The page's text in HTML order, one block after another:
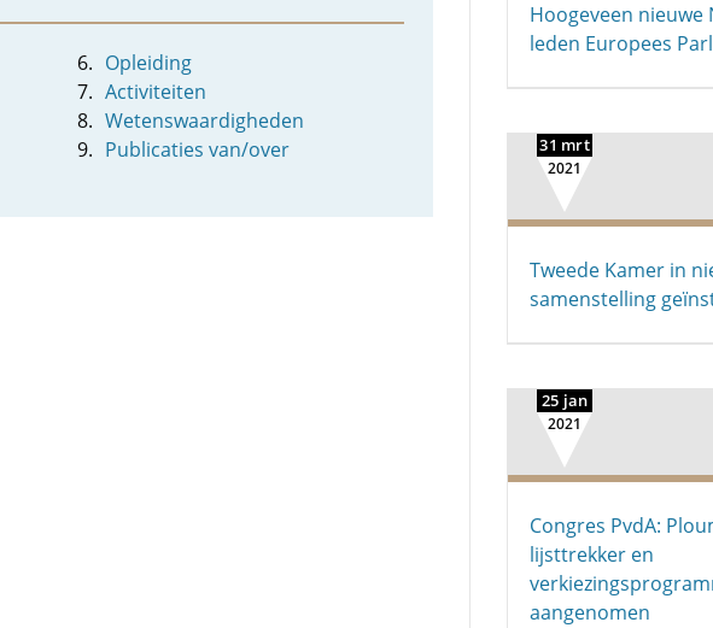
Opleiding
Activiteiten
Wetenswaardigheden
Publicaties van/over
Hoogeveen nieuwe
leden Europees
31 mrt
2021
Tweede Kamer in
samenstelling
25 jan
2021
Congres PvdA:
lijsttrekker en
aangenomen